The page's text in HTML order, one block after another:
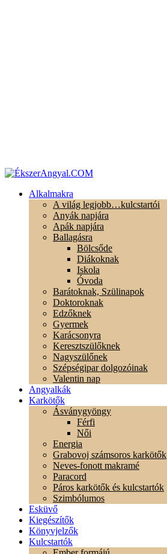
Alkalmakra
A világ legjobb…kulcstartói
Anyák napjára
Apák napjára
Ballagásra
Bölcsőde
Diákoknak
Iskola
Óvoda
Barátoknak, Szülinapok
Doktoroknak
Edzőknek
Gyermek
Karácsonyra
Keresztszülőknek
Nagyszülőnek
Szépségipar dolgozóinak
Valentin nap
Angyalkák
Karkötők
Ásványgyöngy
Férfi
Női
Energia
Grabovoj számsoros karkötők
Neves-fonott makramé
Paracord
Páros karkötők és kulcstartók
Szimbólumos
Esküvő
Kiegészítők
Könyvjelzők
Kulcstartók